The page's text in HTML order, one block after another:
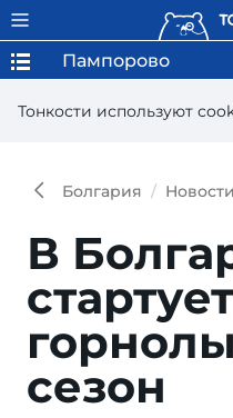
Тонкости используют
Пампорово
Болгария
В
стартует
сезон